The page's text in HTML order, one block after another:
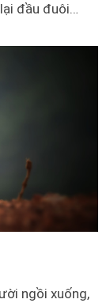
đầu đuôi…
ngồi xuống,